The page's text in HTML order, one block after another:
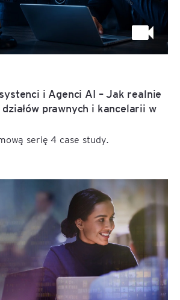
i Agenci AI – Jak realnie
prawnych i kancelarii w
serię 4 case study.